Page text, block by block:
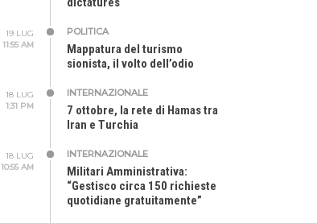
19 LUG
11:55 AM
POLITICA
Mappatura del turismo
sionista, il volto dell’odio
18 LUG
1:31 PM
INTERNAZIONALE
7 ottobre, la rete di Hamas tra
Iran e Turchia
18 LUG
10:55 AM
INTERNAZIONALE
Militari Amministrativa:
“Gestisco circa 150 richieste
quotidiane gratuitamente”